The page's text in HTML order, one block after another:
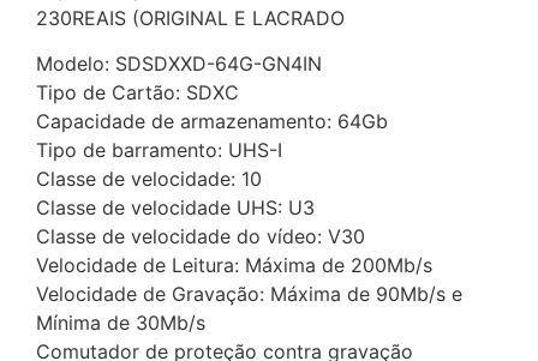
230REAIS (ORIGINAL E LACRADO
Modelo: SDSDXXD-64G-GN4IN
Tipo de Cartão: SDXC
Capacidade de armazenamento: 64Gb
Tipo de barramento: UHS-I
Classe de velocidade: 10
Classe de velocidade UHS: U3
Classe de velocidade do vídeo: V30
Velocidade de Leitura: Máxima de 200Mb/s
Velocidade de Gravação: Máxima de 90Mb/s e
Mínima de 30Mb/s
Comutador de proteção contra gravação